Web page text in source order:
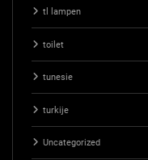
tl lampen
toilet
tunesie
turkije
Uncategorized